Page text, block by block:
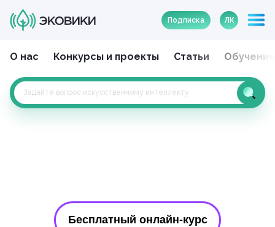
Подписка ЛК
О нас Конкурсы и проекты Статьи Обучение
Бесплатный онлайн-курс